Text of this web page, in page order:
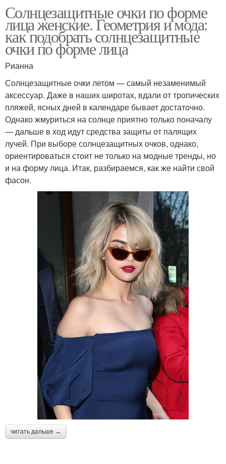
Солнцезащитные очки по форме
лица женские. Геометрия и мода:
как подобрать солнцезащитные
очки по форме лица
Рианна
Солнцезащитные очки летом — самый незаменимый
аксессуар. Даже в наших широтах, вдали от тропических
пляжей, ясных дней в календаре бывает достаточно.
Однако жмуриться на солнце приятно только поначалу
— дальше в ход идут средства защиты от палящих
лучей. При выборе солнцезащитных очков, однако,
ориентироваться стоит не только на модные тренды, но
и на форму лица. Итак, разбираемся, как же найти свой
фасон.
читать дальше →